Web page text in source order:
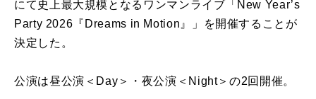
にて史上最大規模となるワンマンライブ「New Year’s
Party 2026『Dreams in Motion』」を開催することが
決定した。
公演は昼公演＜Day＞・夜公演＜Night＞の2回開催。